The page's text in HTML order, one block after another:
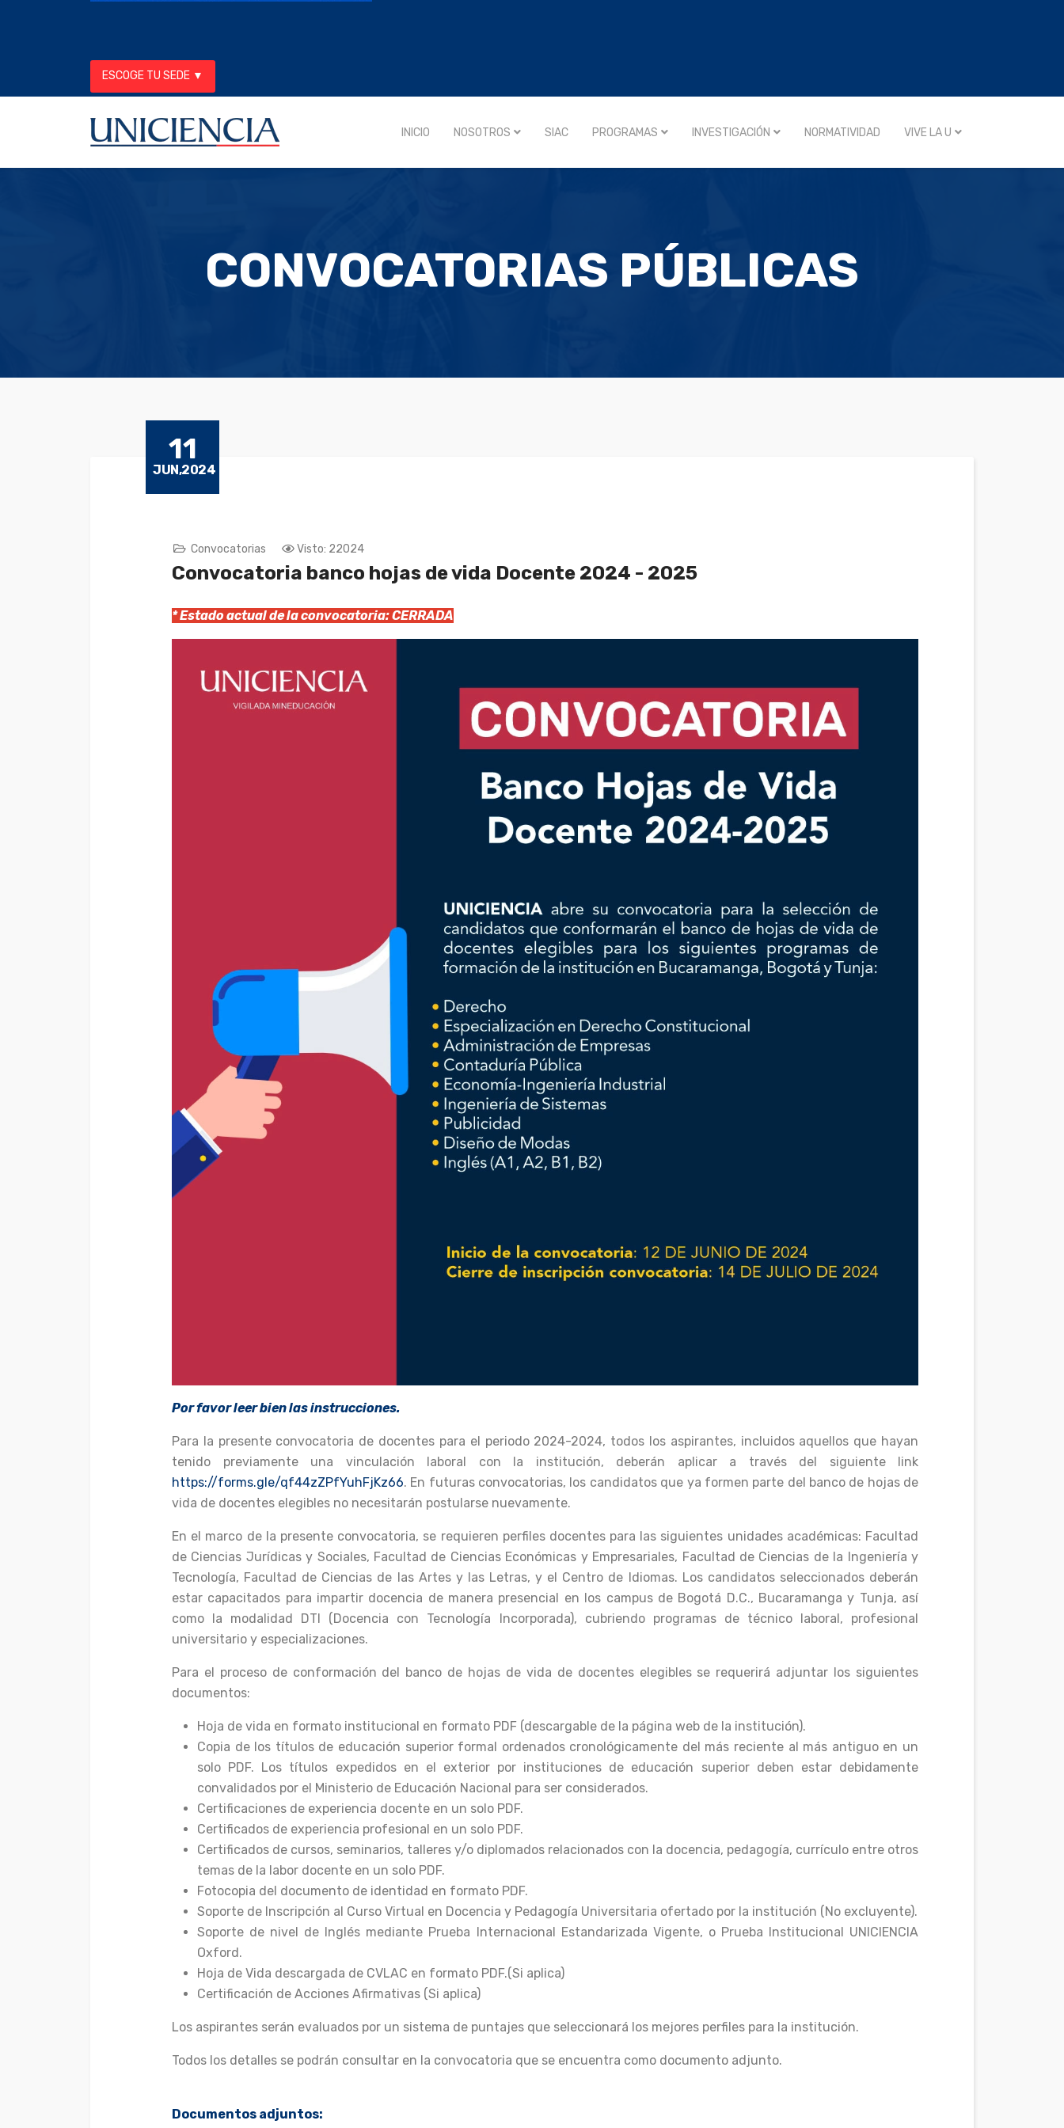
ESCOGE TU SEDE ▼
INICIO NOSOTROS SIAC PROGRAMAS INVESTIGACIÓN NORMATIVIDAD VIVE LA U
CONVOCATORIAS PÚBLICAS
11
JUN,2024
Convocatorias Visto: 22024
Convocatoria banco hojas de vida Docente 2024 - 2025
* Estado actual de la convocatoria: CERRADA
Por favor leer bien las instrucciones.
Para la presente convocatoria de docentes para el periodo 2024-2024, todos los aspirantes, incluidos aquellos que hayan
tenido previamente una vinculación laboral con la institución, deberán aplicar a través del siguiente link
https://forms.gle/qf44zZPfYuhFjKz66. En futuras convocatorias, los candidatos que ya formen parte del banco de hojas de
vida de docentes elegibles no necesitarán postularse nuevamente.
En el marco de la presente convocatoria, se requieren perfiles docentes para las siguientes unidades académicas: Facultad
de Ciencias Jurídicas y Sociales, Facultad de Ciencias Económicas y Empresariales, Facultad de Ciencias de la Ingeniería y
Tecnología, Facultad de Ciencias de las Artes y las Letras, y el Centro de Idiomas. Los candidatos seleccionados deberán
estar capacitados para impartir docencia de manera presencial en los campus de Bogotá D.C., Bucaramanga y Tunja, así
como la modalidad DTI (Docencia con Tecnología Incorporada), cubriendo programas de técnico laboral, profesional
universitario y especializaciones.
Para el proceso de conformación del banco de hojas de vida de docentes elegibles se requerirá adjuntar los siguientes
documentos:
Hoja de vida en formato institucional en formato PDF (descargable de la página web de la institución).
Copia de los títulos de educación superior formal ordenados cronológicamente del más reciente al más antiguo en un
solo PDF. Los títulos expedidos en el exterior por instituciones de educación superior deben estar debidamente
convalidados por el Ministerio de Educación Nacional para ser considerados.
Certificaciones de experiencia docente en un solo PDF.
Certificados de experiencia profesional en un solo PDF.
Certificados de cursos, seminarios, talleres y/o diplomados relacionados con la docencia, pedagogía, currículo entre otros
temas de la labor docente en un solo PDF.
Fotocopia del documento de identidad en formato PDF.
Soporte de Inscripción al Curso Virtual en Docencia y Pedagogía Universitaria ofertado por la institución (No excluyente).
Soporte de nivel de Inglés mediante Prueba Internacional Estandarizada Vigente, o Prueba Institucional UNICIENCIA
Oxford.
Hoja de Vida descargada de CVLAC en formato PDF.(Si aplica)
Certificación de Acciones Afirmativas (Si aplica)
Los aspirantes serán evaluados por un sistema de puntajes que seleccionará los mejores perfiles para la institución.
Todos los detalles se podrán consultar en la convocatoria que se encuentra como documento adjunto.
Documentos adjuntos: